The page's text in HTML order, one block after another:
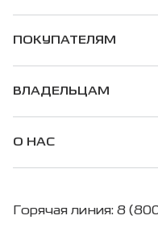
ПОКУПАТЕЛЯМ
ВЛАДЕЛЬЦАМ
О НАС
Горячая линия: 8